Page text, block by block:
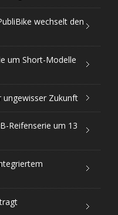
wechselt den
um Short-Modelle
ungewisser Zukunft
Reifenserie um 13